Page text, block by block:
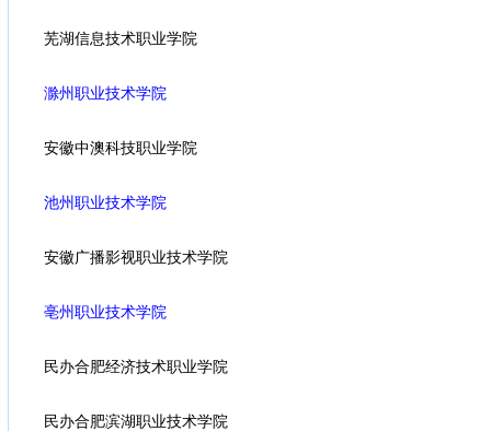
芜湖信息技术职业学院
滁州职业技术学院
安徽中澳科技职业学院
池州职业技术学院
安徽广播影视职业技术学院
亳州职业技术学院
民办合肥经济技术职业学院
民办合肥滨湖职业技术学院